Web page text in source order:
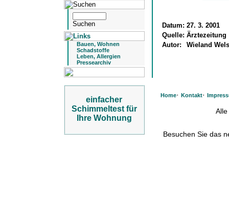
Bauen, Wohnen
Schadstoffe
Leben, Allergien
Pressearchiv
einfacher
Schimmeltest für
Ihre Wohnung
Datum: 27. 3. 2001
Quelle: Ärztezeitung
Autor:
Wieland
Home· Kontakt·
Besuchen Sie das